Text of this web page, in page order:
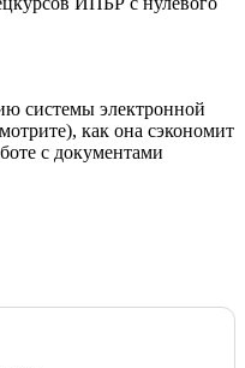
системы электронной
как она сэкономит
с документами